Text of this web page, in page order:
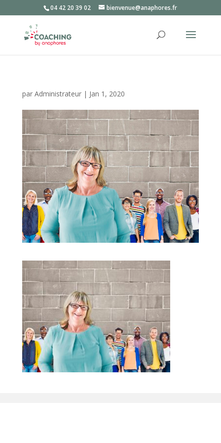
04 42 20 39 02 bienvenue@anaphores.fr
par Administrateur| Jan 1, 2020